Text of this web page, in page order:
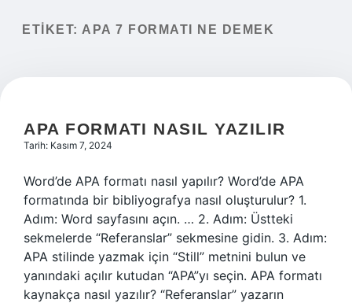
Yasal Uyarı
ETIKET: APA 7 FORMATI NE DEMEK
APA FORMATI NASIL YAZILIR
Tarih: Kasım 7, 2024
Word’de APA formatı nasıl yapılır? Word’de APA
formatında bir bibliyografya nasıl oluşturulur? 1.
Adım: Word sayfasını açın. … 2. Adım: Üstteki
sekmelerde “Referanslar” sekmesine gidin. 3. Adım:
APA stilinde yazmak için “Still” metnini bulun ve
yanındaki açılır kutudan “APA”yı seçin. APA formatı
kaynakça nasıl yazılır? “Referanslar” yazarın